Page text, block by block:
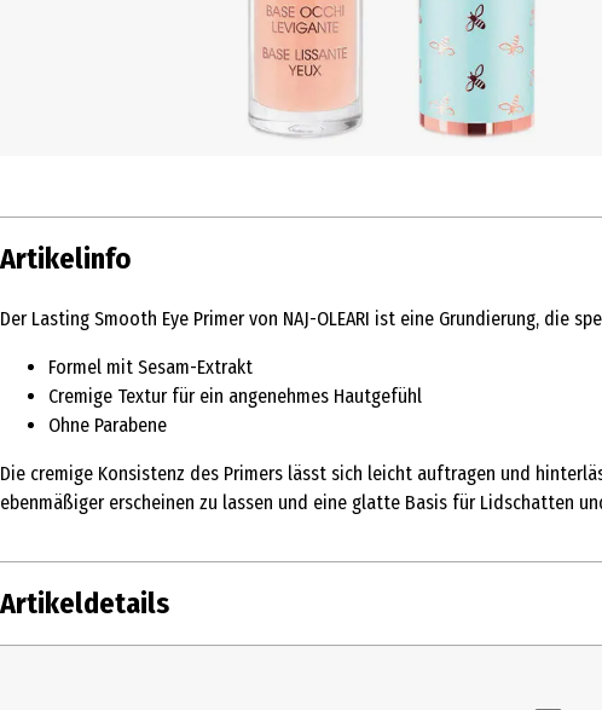
Artikelinfo
Der Lasting Smooth Eye Primer von NAJ-OLEARI ist eine Grundierung,
Formel mit Sesam-Extrakt
Cremige Textur für ein angenehmes Hautgefühl
Ohne Parabene
Die cremige Konsistenz des Primers lässt sich leicht auftragen und
ebenmäßiger erscheinen zu lassen und eine glatte Basis für Lidschatten
Artikeldetails